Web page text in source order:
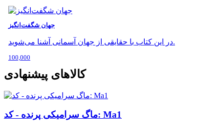
جهان شگفت‌انگیز
در این کتاب با حقایقی از جهان آسمانی آشنا می‌شوید.
100,000
کالاهای پیشنهادی
ماگ سرامیکی پرنده - کد: Ma1